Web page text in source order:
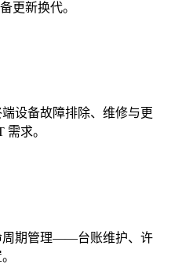
更新换代。
设备故障排除、维修与更
求。
周期管理——台账维护、许